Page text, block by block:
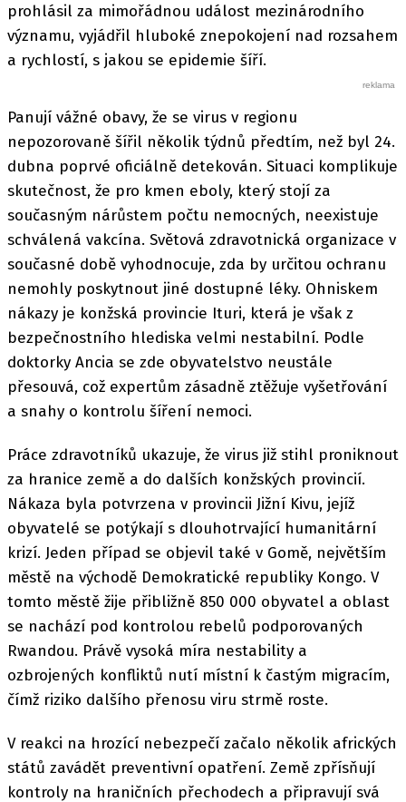
prohlásil za mimořádnou událost mezinárodního
významu, vyjádřil hluboké znepokojení nad rozsahem
a rychlostí, s jakou se epidemie šíří.
Panují vážné obavy, že se virus v regionu
nepozorovaně šířil několik týdnů předtím, než byl 24.
dubna poprvé oficiálně detekován. Situaci komplikuje
skutečnost, že pro kmen eboly, který stojí za
současným nárůstem počtu nemocných, neexistuje
schválená vakcína. Světová zdravotnická organizace v
současné době vyhodnocuje, zda by určitou ochranu
nemohly poskytnout jiné dostupné léky. Ohniskem
nákazy je konžská provincie Ituri, která je však z
bezpečnostního hlediska velmi nestabilní. Podle
doktorky Ancia se zde obyvatelstvo neustále
přesouvá, což expertům zásadně ztěžuje vyšetřování
a snahy o kontrolu šíření nemoci.
Práce zdravotníků ukazuje, že virus již stihl proniknout
za hranice země a do dalších konžských provincií.
Nákaza byla potvrzena v provincii Jižní Kivu, jejíž
obyvatelé se potýkají s dlouhotrvající humanitární
krizí. Jeden případ se objevil také v Gomě, největším
městě na východě Demokratické republiky Kongo. V
tomto městě žije přibližně 850 000 obyvatel a oblast
se nachází pod kontrolou rebelů podporovaných
Rwandou. Právě vysoká míra nestability a
ozbrojených konfliktů nutí místní k častým migracím,
čímž riziko dalšího přenosu viru strmě roste.
V reakci na hrozící nebezpečí začalo několik afrických
států zavádět preventivní opatření. Země zpřísňují
kontroly na hraničních přechodech a připravují svá